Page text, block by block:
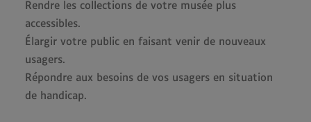
Rendre les collections de votre musée plus
accessibles.
Élargir votre public en faisant venir de nouveaux
usagers.
Répondre aux besoins de vos usagers en situation
de handicap.